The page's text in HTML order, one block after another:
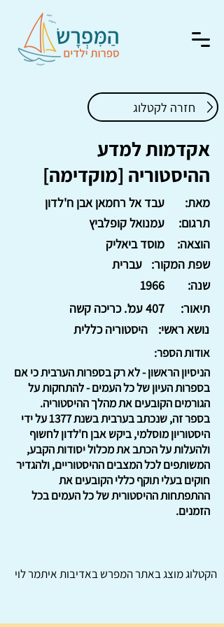
חזרה לקטלוג
אקדמות למדע
ההיסטוריה [מוקדימה]
עבד אל רחמאן אבן ח'לדון
מאת:
עמנואל קופלביץ
תרגום:
מוסד ביאליק
הוצאה:
עברית
שפת המקור:
1966
שנה:
407 עמ'. כריכה קשה
תיאור:
היסטוריה כללית
נושא ראשי:
אודות הספר:
הניסיון הראשון - לא רק בספרות הערבית כי אם
בספרות העיון של כל העמים - להתחקות על
הגורמים הקובעים את מהלך ההיסטוריה.
בספר זה, שנכתב בערבית בשנת 1377 על ידי
היסטוריון מוסלמי, ביקש אבן ח'לדון לחשוף
ולהעלות על הכתב את מכלול יסודות הקבע,
המשותפים לכל המצבים ההיסטוריים, ולהגדיר
חוקים בעלי תוקף כללי הקובעים את
ההתפתחות ההיסטורית של כל העמים בכל
הזמנים.
הקטלוג מוצג באתרהמפרשבאדיבות איתמר לוי